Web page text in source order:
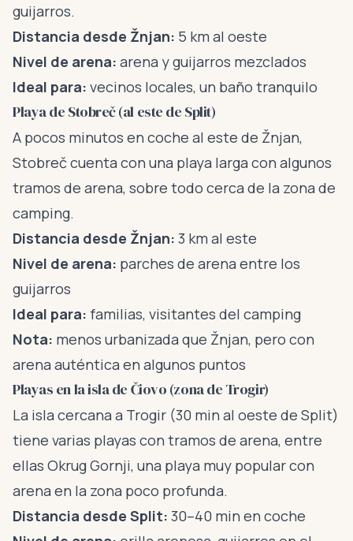
guijarros.
Distancia desde Žnjan: 5 km al oeste
Nivel de arena: arena y guijarros mezclados
Ideal para: vecinos locales, un baño tranquilo
Playa de Stobreč (al este de Split)
A pocos minutos en coche al este de Žnjan,
Stobreč cuenta con una playa larga con algunos
tramos de arena, sobre todo cerca de la zona de
camping.
Distancia desde Žnjan: 3 km al este
Nivel de arena: parches de arena entre los
guijarros
Ideal para: familias, visitantes del camping
Nota: menos urbanizada que Žnjan, pero con
arena auténtica en algunos puntos
Playas en la isla de Čiovo (zona de Trogir)
La isla cercana a Trogir (30 min al oeste de Split)
tiene varias playas con tramos de arena, entre
ellas Okrug Gornji, una playa muy popular con
arena en la zona poco profunda.
Distancia desde Split: 30–40 min en coche